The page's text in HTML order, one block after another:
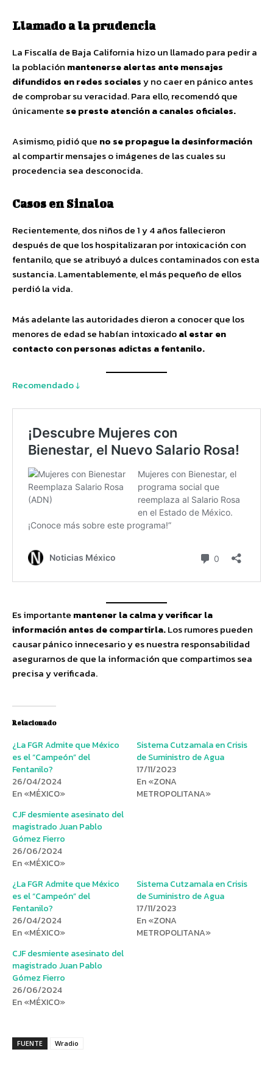
Llamado a la prudencia
La Fiscalía de Baja California hizo un llamado para pedir a
la población mantenerse alertas ante mensajes
difundidos en redes socialesy no caer en pánico antes
de comprobar su veracidad. Para ello, recomendó que
únicamente se preste atención a canales oficiales.
Asimismo, pidió que no se propague la desinformación
al compartir mensajes o imágenes de las cuales su
procedencia sea desconocida.
Casos en Sinaloa
Recientemente, dos niños de 1 y 4 años fallecieron
después de que los hospitalizaran por intoxicación con
fentanilo, que se atribuyó a dulces contaminados con esta
sustancia. Lamentablemente, el más pequeño de ellos
perdió la vida.
Más adelante las autoridades dieron a conocer que los
menores de edad se habían intoxicadoal estar en
contacto con personas adictas a fentanilo.
Recomendado ↓
Es importante mantener la calma y verificar la
información antes de compartirla.Los rumores pueden
causar pánico innecesario y es nuestra responsabilidad
asegurarnos de que la información que compartimos sea
precisa y verificada.
Relacionado
¿La FGR Admite que México
es el “Campeón” del
Fentanilo?
26/04/2024
En «MÉXICO»
Sistema Cutzamala en Crisis
de Suministro de Agua
17/11/2023
En «ZONA
METROPOLITANA»
CJF desmiente asesinato del
magistrado Juan Pablo
Gómez Fierro
26/06/2024
En «MÉXICO»
¿La FGR Admite que México
es el “Campeón” del
Fentanilo?
26/04/2024
En «MÉXICO»
Sistema Cutzamala en Crisis
de Suministro de Agua
17/11/2023
En «ZONA
METROPOLITANA»
CJF desmiente asesinato del
magistrado Juan Pablo
Gómez Fierro
26/06/2024
En «MÉXICO»
FUENTE Wradio